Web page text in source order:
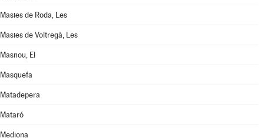
Masies de Roda, Les
Masies de Voltregà, Les
Masnou, El
Masquefa
Matadepera
Mataró
Mediona